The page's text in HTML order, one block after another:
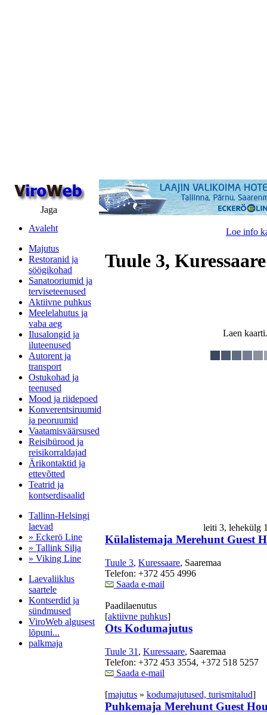
Jaga
Avaleht
Majutus
Restoranid ja
söögikohad
Sanatooriumid ja
terviseteenused
Aktiivne puhkus
Meelelahutus ja
vaba aeg
Ilusalongid ja
iluteenused
Autorent ja
transport
Ostukohad ja
teenused
Mood ja riidepoed
Konverentsiruumid
ja peoruumid
Vaatamisväärsused
Reisibürood ja
reisikorraldajad
Ärikontaktid ja
ettevõtted
Teatrid ja
kontserdisaalid
Tallinn-Helsingi
laevad
» Eckerö Line
» Tallink Silja
» Viking Line
Laevaliiklus
saartele
Kontserdid ja
sündmused
ViroWeb algusest
lõpuni...
palkmaja
Loe info
Tuule 3,
Laen
leiti 3,
Külalistemaja Merehunt Guest
Tuule 3, Kuressaare, Saaremaa
Telefon: +372 455 4996
Saada e-mail
Paadilaenutus
[aktiivne puhkus]
Ots Kodumajutus
Tuule 31 , Kuressaare, Saaremaa
Telefon: +372 453 3554, +372 518 5257
Saada e-mail
[majutus » kodumajutused, turismitalud]
Puhkemaja Merehunt Guest